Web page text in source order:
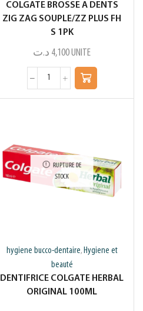
COLGATE BROSSE A DENTS
ZIG ZAG SOUPLE/ZZ PLUS FH
S 1PK
4,100 د.ت UNITE
RUPTURE DE
STOCK
hygiene bucco-dentaire, Hygiene et
beauté
DENTIFRICE COLGATE HERBAL
ORIGINAL 100ML